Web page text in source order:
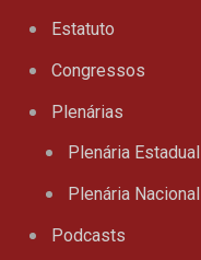
Estatuto
Congressos
Plenárias
Plenária Estadual
Plenária Nacional
Podcasts